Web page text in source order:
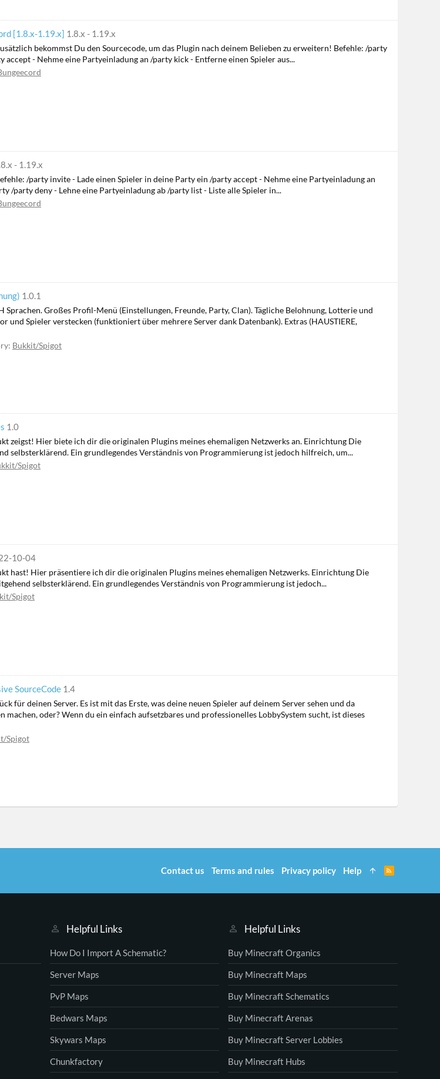
[1.8.x-1.19.x] 1.8.x - 1.19.x
bekommst Du den Sourcecode, um das Plugin nach deinem Belieben zu erweitern! Befehle: /party
accept - Nehme eine Partyeinladung an /party kick - Entferne einen Spieler aus...
- 1.19.x
/party invite - Lade einen Spieler in deine Party ein /party accept - Nehme eine Partyeinladung an
/party deny - Lehne eine Partyeinladung ab /party list - Liste alle Spieler in...
1.0.1
Großes Profil-Menü (Einstellungen, Freunde, Party, Clan). Tägliche Belohnung, Lotterie und
und Spieler verstecken (funktioniert über mehrere Server dank Datenbank). Extras (HAUSTIERE,
Bukkit/Spigot
1.0
zeigst! Hier biete ich dir die originalen Plugins meines ehemaligen Netzwerks an. Einrichtung Die
selbsterklärend. Ein grundlegendes Verständnis von Programmierung ist jedoch hilfreich, um...
Spigot
10-04
hast! Hier präsentiere ich dir die originalen Plugins meines ehemaligen Netzwerks. Einrichtung Die
selbsterklärend. Ein grundlegendes Verständnis von Programmierung ist jedoch...
Spigot
SourceCode 1.4
für deinen Server. Es ist mit das Erste, was deine neuen Spieler auf deinem Server sehen und da
oder? Wenn du ein einfach aufsetzbares und professionelles LobbySystem sucht, ist dieses
Spigot
Helpful Links
How Do I Import A Schematic?
Server Maps
PvP Maps
Bedwars Maps
Skywars Maps
Chunkfactory
Helpful Links
Buy Minecraft Organics
Buy Minecraft Maps
Buy Minecraft Schematics
Buy Minecraft Arenas
Buy Minecraft Server Lobbies
Buy Minecraft Hubs
Contact us Terms and rules Privacy policy Help